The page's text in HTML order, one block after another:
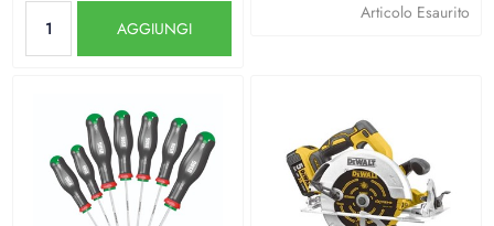
AGGIUNGI
Articolo Esaurito